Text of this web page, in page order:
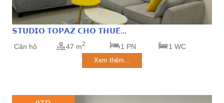
𝗦𝗧𝗨𝗗𝗜𝗢 𝗧𝗢𝗣𝗔𝗭 𝗖𝗛𝗢 𝗧𝗛𝗨𝗘̂...
Căn hộ 47 m2 1 PN 1 WC
Xem thêm...